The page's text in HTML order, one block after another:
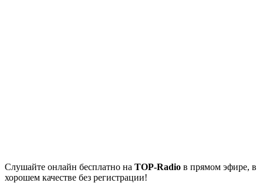
Cлушайте онлайн бесплатно на TOP-Radio в прямом эфире, в
хорошем качестве без регистрации!